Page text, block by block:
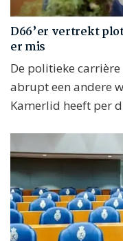
D66’er vertrekt
er mis
De politieke
abrupt een andere
Kamerlid heeft per